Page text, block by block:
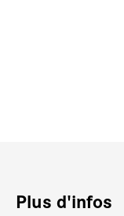
Plus d'infos